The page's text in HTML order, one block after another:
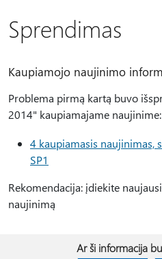
Sprendimas
Kaupiamojo naujinimo
Problema pirmą kartą buvo
2014" kaupiamajame naujinime:
4 kaupiamasis naujinimas,
SP1
Rekomendacija: įdiekite
naujinimą
Ar ši informacija